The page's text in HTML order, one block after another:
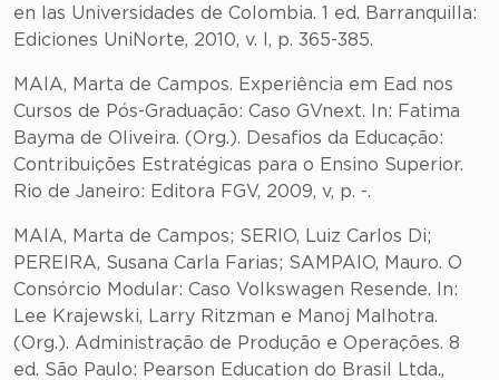
en las Universidades de Colombia. 1 ed. Barranquilla:
Ediciones UniNorte, 2010, v. I, p. 365-385.
MAIA, Marta de Campos. Experiência em Ead nos
Cursos de Pós-Graduação: Caso GVnext. In: Fatima
Bayma de Oliveira. (Org.). Desafios da Educação:
Contribuições Estratégicas para o Ensino Superior.
Rio de Janeiro: Editora FGV, 2009, v, p. -.
MAIA, Marta de Campos; SERIO, Luiz Carlos Di;
PEREIRA, Susana Carla Farias; SAMPAIO, Mauro. O
Consórcio Modular: Caso Volkswagen Resende. In:
Lee Krajewski, Larry Ritzman e Manoj Malhotra.
(Org.). Administração de Produção e Operações. 8
ed. São Paulo: Pearson Education do Brasil Ltda.,